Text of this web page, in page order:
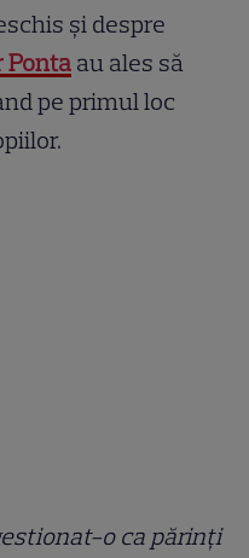
și despre
Ponta au ales să
pe primul loc
o ca părinți